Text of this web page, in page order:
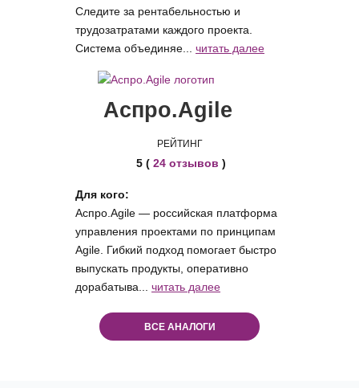
Следите за рентабельностью и
трудозатратами каждого проекта.
Система объединяе... читать далее
Аспро.Agile
РЕЙТИНГ
5 ( 24 отзывов )
Для кого:
Аспро.Agile — российская платформа
управления проектами по принципам
Agile. Гибкий подход помогает быстро
выпускать продукты, оперативно
дорабатыва... читать далее
ВСЕ АНАЛОГИ